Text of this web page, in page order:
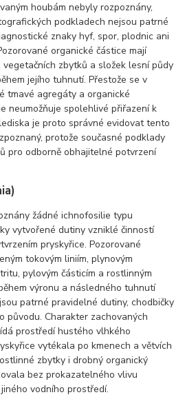
houbám nebyly rozpoznány,
podkladech nejsou patrné
znaky hyf, spor, plodnic ani
organické částice mají
zbytků a složek lesní půdy
jejího tuhnutí. Přestože se v
tmavé agregáty a organické
neumožňuje spolehlivé přiřazení k
je proto správné evidovat tento
protože současné podklady
pro odborně obhajitelné potvrzení
žádné ichnofosilie typu
vytvořené dutiny vzniklé činností
pryskyřice. Pozorované
tokovým liniím, plynovým
pylovým částicím a rostlinným
výronu a následného tuhnutí
patrné pravidelné dutiny, chodbičky
původu. Charakter zachovaných
prostředí hustého vlhkého
vytékala po kmenech a větvích
zbytky i drobný organický
bez prokazatelného vlivu
vodního prostředí.